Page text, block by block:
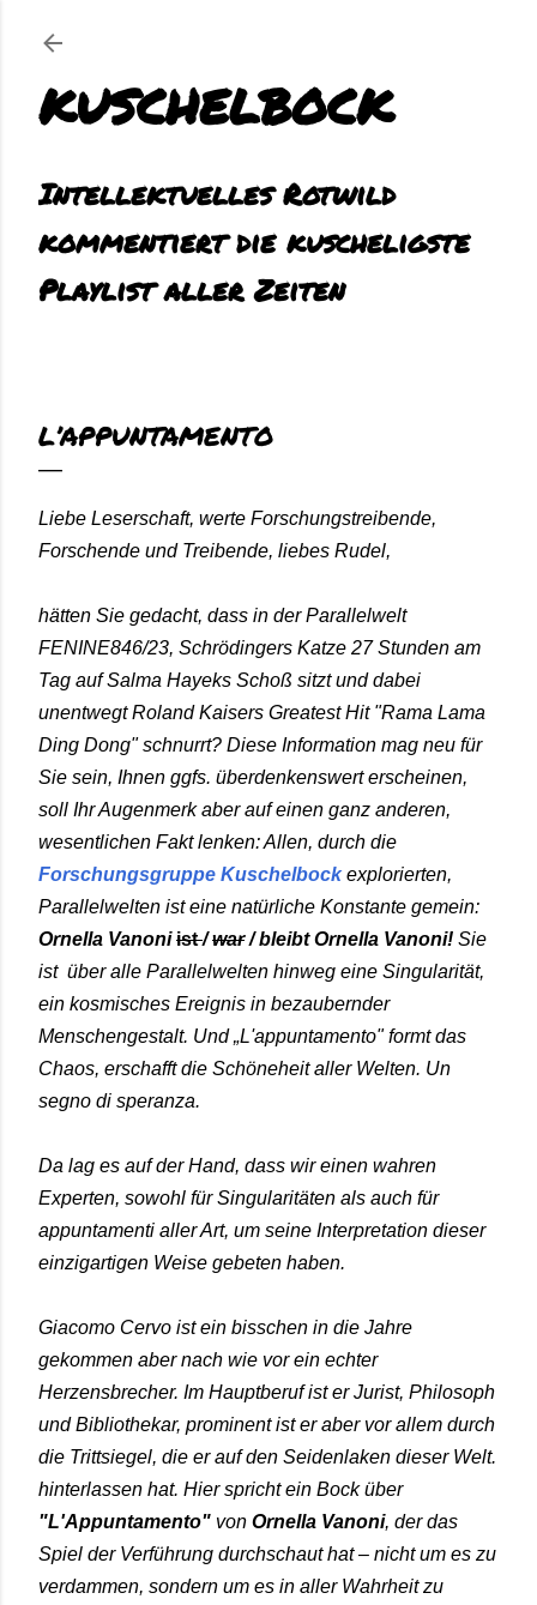
KUSCHELBOCK
Intellektuelles Rotwild
kommentiert die kuscheligste
Playlist aller Zeiten
L’APPUNTAMENTO
Liebe Leserschaft, werte Forschungstreibende,
Forschende und Treibende, liebes Rudel,
hätten Sie gedacht, dass in der Parallelwelt
FENINE846/23, Schrödingers Katze 27 Stunden am
Tag auf Salma Hayeks Schoß sitzt und dabei
unentwegt Roland Kaisers Greatest Hit "Rama Lama
Ding Dong" schnurrt? Diese Information mag neu für
Sie sein, Ihnen ggfs. überdenkenswert erscheinen,
soll Ihr Augenmerk aber auf einen ganz anderen,
wesentlichen Fakt lenken: Allen, durch die
Forschungsgruppe Kuschelbockexplorierten,
Parallelwelten ist eine natürliche Konstante gemein:
Ornella Vanoniist/war/ bleibt Ornella Vanoni! Sie
ist über alle Parallelwelten hinweg eine Singularität,
ein kosmisches Ereignis in bezaubernder
Menschengestalt. Und „L'appuntamento" formt das
Chaos, erschafft die Schöneheit aller Welten. Un
segno di speranza.
Da lag es auf der Hand, dass wir einen wahren
Experten, sowohl für Singularitäten als auch für
appuntamenti aller Art, um seine Interpretation dieser
einzigartigen Weise gebeten haben.
Giacomo Cervo ist ein bisschen in die Jahre
gekommen aber nach wie vor ein echter
Herzensbrecher. Im Hauptberuf ist er Jurist, Philosoph
und Bibliothekar, prominent ist er aber vor allem durch
die Trittsiegel, die er auf den Seidenlaken dieser Welt.
hinterlassen hat. Hier spricht ein Bock über
"L'Appuntamento" von Ornella Vanoni, der das
Spiel der Verführung durchschaut hat – nicht um es zu
verdammen, sondern um es in aller Wahrheit zu